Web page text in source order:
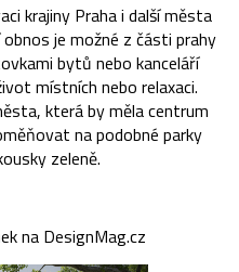
krajiny Praha i další města
je možné z části prahy
bytů nebo kanceláří
místních nebo relaxaci.
která by měla centrum
na podobné parky
zeleně.
na DesignMag.cz